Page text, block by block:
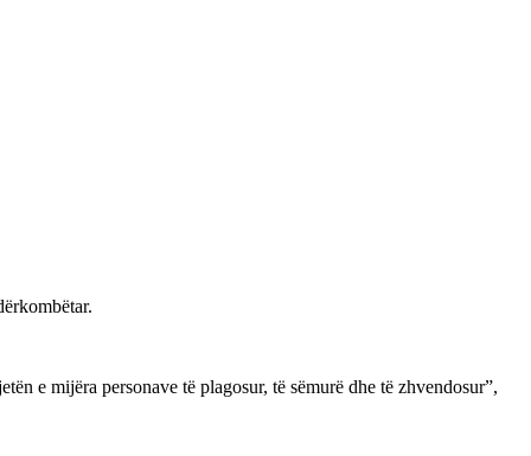
e mijëra personave të plagosur, të sëmurë dhe të zhvendosur”,